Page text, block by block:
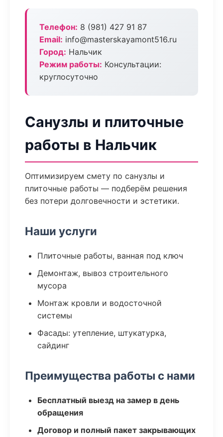
Телефон: 8 (981) 427 91 87
Email: info@masterskayamont516.ru
Город: Нальчик
Режим работы: Консультации:
круглосуточно
Санузлы и плиточные
работы в Нальчик
Оптимизируем смету по санузлы и
плиточные работы — подберём решения
без потери долговечности и эстетики.
Наши услуги
Плиточные работы, ванная под ключ
Демонтаж, вывоз строительного
мусора
Монтаж кровли и водосточной
системы
Фасады: утепление, штукатурка,
сайдинг
Преимущества работы с нами
Бесплатный выезд на замер в день
обращения
Договор и полный пакет закрывающих